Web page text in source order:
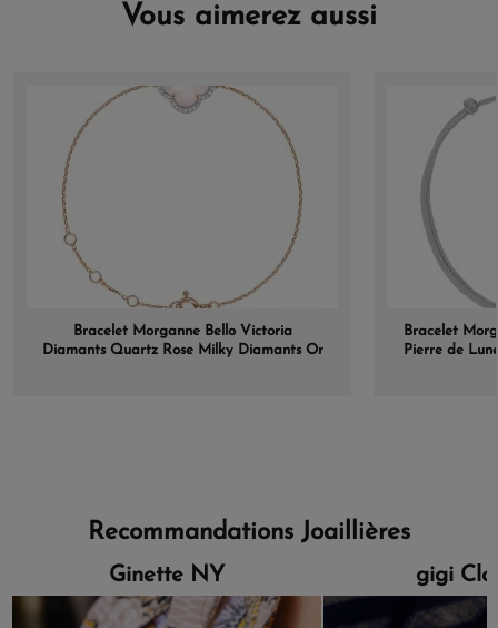
Vous aimerez aussi
Bracelet Morganne Bello Victoria
Diamants Quartz Rose Milky Diamants Or
Bracelet
Pierre de
Recommandations Joaillières
Ginette NY gigi